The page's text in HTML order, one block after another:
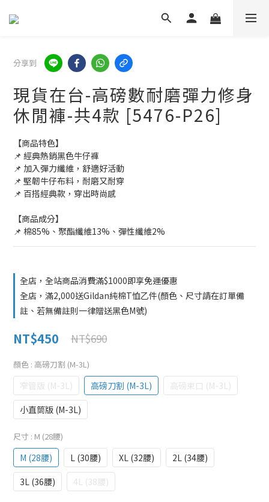
分享到
現貨在台-高磅數耐磨彈力修身
休閒褲-共4款 [5476-P26]
【商品特色】
📌 經典熱銷黑色牛仔褲
📌 加入彈力纖維，舒適好活動
📌 堅韌牛仔布料，耐磨又耐穿
📌 百搭經典款，穿出時尚感
【商品成分】
📌 棉85%、聚酯纖維13%、彈性纖維2%
全店，全站商品消費滿$1000即享免運優惠
全店，滿2,000送Gildan純棉T恤乙件(顏色、尺寸請在訂單備
註、若無備註則一律贈送黑色M號)
NT$450 NT$690
顏色 : 高磅刀割 (M-3L)
窄管版 (M-3L) 高磅刀割 (M-3L)
高磅束口 (M-3L)
小直筒版 (M-3L)
尺寸 : M (28腰)
M (28腰) L (30腰) XL (32腰)
2L (34腰)
3L (36腰)
4L (38腰)